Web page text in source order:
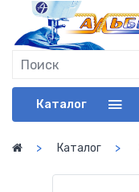
Каталог
Каталог